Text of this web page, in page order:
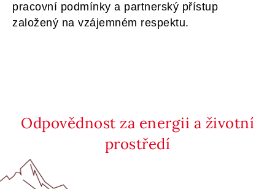
pracovní podmínky a partnerský přístup
založený na vzájemném respektu.
Odpovědnost za energii a životní
prostředí